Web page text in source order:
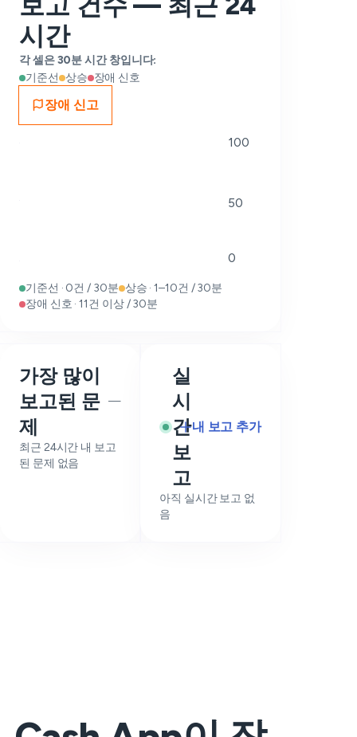
시간
각 셀은 30분 시간 창입니다:
기준선 상승 장애 신호
장애 신고
100
50
0
기준선 · 0건 / 30분 상승 · 1–10건 / 30분
장애 신호 · 11건 이상 / 30분
가장 많이
보고된 문
제
—
최근 24시간 내 보고
된 문제 없음
실
시
간
보
고
내 보고 추가
아직 실시간 보고 없
음